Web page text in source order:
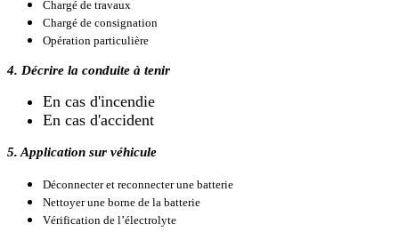
Chargé de travaux
Chargé de consignation
Opération particulière
4. Décrire la conduite à tenir
En cas d'incendie
En cas d'accident
5. Application sur véhicule
Déconnecter et reconnecter une batterie
Nettoyer une borne de la batterie
Vérification de l’électrolyte